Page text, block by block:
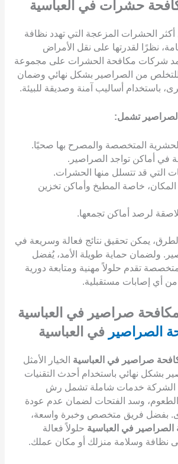
حشرات في العباسية
الحشرات المزعجة التي تهدد نظافة
نظرًا لقدرتها على نقل الأمراض
شركات مكافحة الحشرات على مجموعة
من الصراصير بشكل نهائي وضمان
باستخدام أساليب آمنة وصديقة للبيئة.
تشمل:
المتخصصة والمصرح بها صحيًا.
في أماكن تواجد الصراصير.
التي قد تتسلل منها الحشرات.
خاصة المطبخ وأماكن تخزين
لرصد أماكن تجمعها.
يمكن تحقيق نتائج فعالة وسريعة في
ولضمان حماية طويلة الأمد، يُفضل
تقدم حلولاً مهنية ومتابعة دورية
أي إصابات مستقبلية.
صراصير في العباسية
الصراصير في العباسية
صراصير في العباسية الخيار الأمثل
بشكل نهائي باستخدام أحدث التقنيات
الشركة خدمات شاملة تشمل رش
الطعوم، وسد الفتحات لضمان عدم عودة
بفضل فريق متخصص وخبرة واسعة،
في العباسية حلولاً فعالة
نظافة وسلامة منزلك أو مكان عملك.